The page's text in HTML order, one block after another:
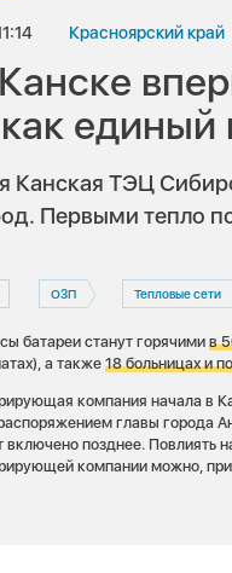
Красноярский край
единый
Канская ТЭЦ
Первыми тепло
ОЗП Тепловые сети
батареи станут горячимив
а также18 больницах и
компания начала в
главы города
включено позднее. Повлиять
компании можно,